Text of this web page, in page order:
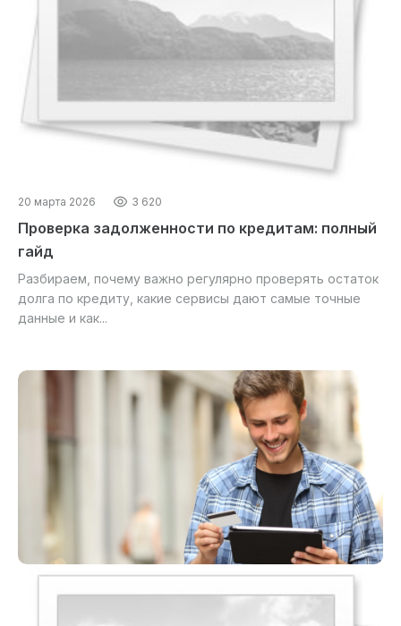
20 марта 2026 3 620
Проверка задолженности по кредитам: полный
гайд
Разбираем, почему важно регулярно проверять остаток
долга по кредиту, какие сервисы дают самые точные
данные и как...